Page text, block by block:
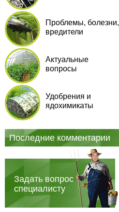
Проблемы, болезни,
вредители
Актуальные
вопросы
Удобрения и
ядохимикаты
Последние комментарии
Задать вопрос
специалисту